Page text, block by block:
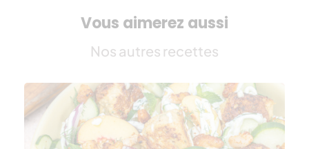
Vous aimerez aussi
Nos autres recettes